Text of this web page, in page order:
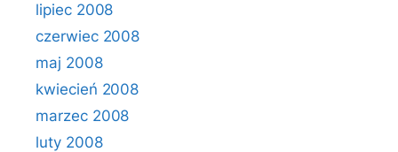
lipiec 2008
czerwiec 2008
maj 2008
kwiecień 2008
marzec 2008
luty 2008